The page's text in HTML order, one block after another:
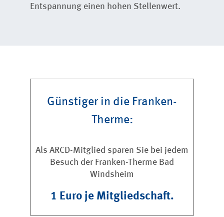
Entspannung einen hohen Stellenwert.
Günstiger in die Franken-
Therme:
Als ARCD-Mitglied sparen Sie bei jedem
Besuch der Franken-Therme Bad
Windsheim
1 Euro je Mitgliedschaft.